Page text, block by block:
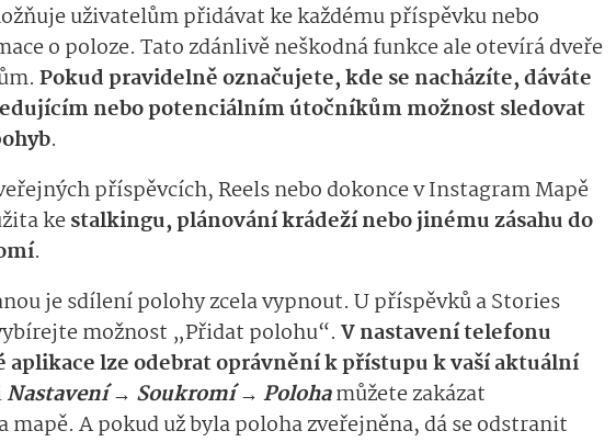
uživatelům přidávat ke každému příspěvku nebo
o poloze. Tato zdánlivě neškodná funkce ale otevírá dveře
Pokud pravidelně označujete, kde se nacházíte, dáváte
nebo potenciálním útočníkům možnost sledovat
.
příspěvcích, Reels nebo dokonce v Instagram Mapě
kestalkingu, plánování krádeží nebo jinému zásahu do
.
je sdílení polohy zcela vypnout. U příspěvků a Stories
možnost „Přidat polohu“. V nastavení telefonu
aplikace lze odebrat oprávnění k přístupu k vaší aktuální
Nastavení → Soukromí → Polohamůžete zakázat
mapě. A pokud už byla poloha zveřejněna, dá se odstranit